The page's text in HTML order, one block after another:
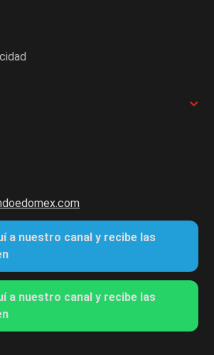
a nuestro canal y recibe las
a nuestro canal y recibe las